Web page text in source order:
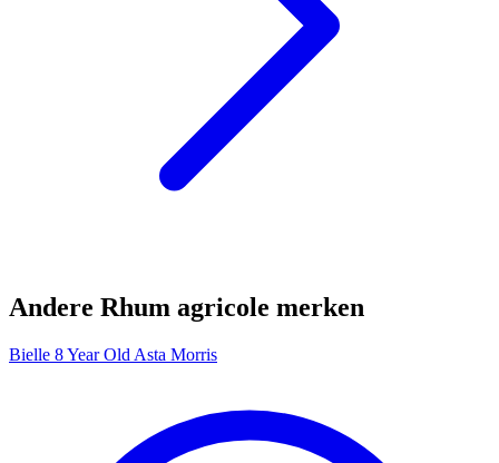
Andere Rhum agricole merken
Bielle 8 Year Old Asta Morris